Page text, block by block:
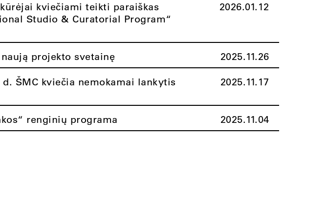
kviečiami teikti paraiškas
Studio & Curatorial Program“
2026.01.12
projekto svetainę 2025.11.26
d. ŠMC kviečia nemokamai lankytis
2025.11.17
renginių programa 2025.11.04